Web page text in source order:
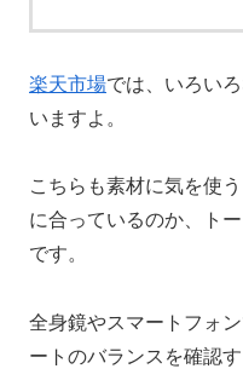
楽天市場では、いろい
いますよ。
こちらも素材に気を使
に合っているのか、ト
です。
全身鏡やスマートフォ
ートのバランスを確認